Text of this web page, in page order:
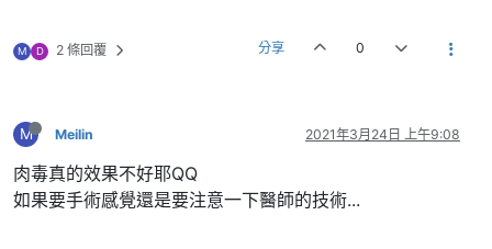
M D 2 條回覆 分享 0
M Meilin 2021年3月24日 上午9:08
肉毒真的效果不好耶QQ
如果要手術感覺還是要注意一下醫師的技術...